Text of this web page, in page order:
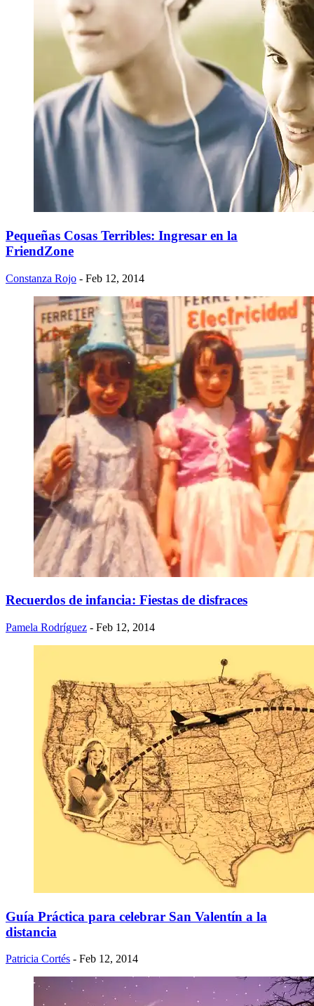
Pequeñas Cosas Terribles: Ingresar en la
FriendZone
Constanza Rojo - Feb 12, 2014
Recuerdos de infancia: Fiestas de disfraces
Pamela Rodríguez - Feb 12, 2014
Guía Práctica para celebrar San Valentín a la
distancia
Patricia Cortés - Feb 12, 2014